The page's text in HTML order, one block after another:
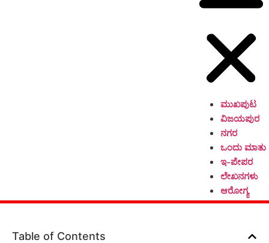
ಮುಖಪುಟ
ವಿಜಯಪುರ
ನಗರ
ಒಂದು ಮಾತು
ಇ-ಪೇಪರ
ಲೇಖನಗಳು
ಆರೋಗ್ಯ
Table of Contents